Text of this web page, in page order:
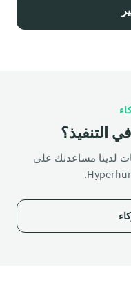
التنفيذ؟
لدينا مساعدتك على